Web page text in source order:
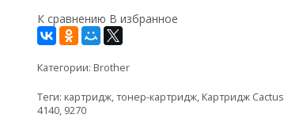
К сравнению В избранное
Категории: Brother
Теги: картридж,тонер-картридж, Картридж Cactus
4140, 9270